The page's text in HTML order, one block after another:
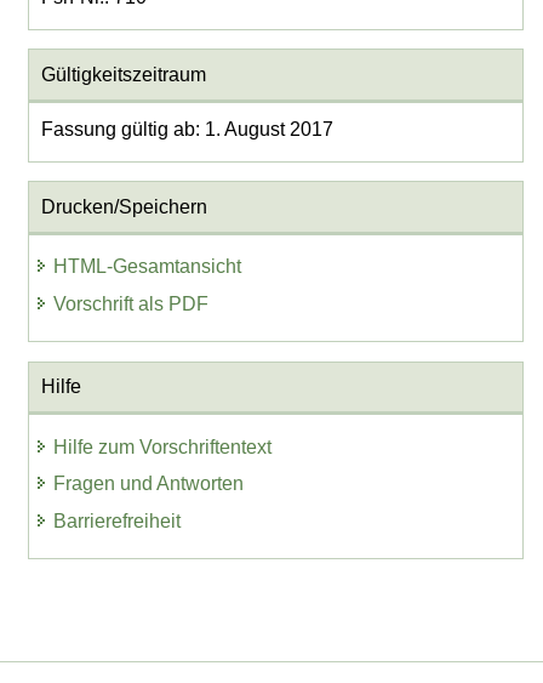
Gültigkeitszeitraum
Fassung gültig ab: 1. August 2017
Drucken/Speichern
HTML-Gesamtansicht
Vorschrift als PDF
Hilfe
Hilfe zum Vorschriftentext
Fragen und Antworten
Barrierefreiheit